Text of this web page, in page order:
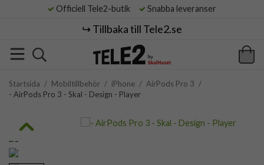
Officiell Tele2-butik Snabba leveranser
↪️ Tillbaka till Tele2.se
Startsida / Mobiltillbehör / iPhone / AirPods Pro 3 /
- AirPods Pro 3 - Skal - Design - Player